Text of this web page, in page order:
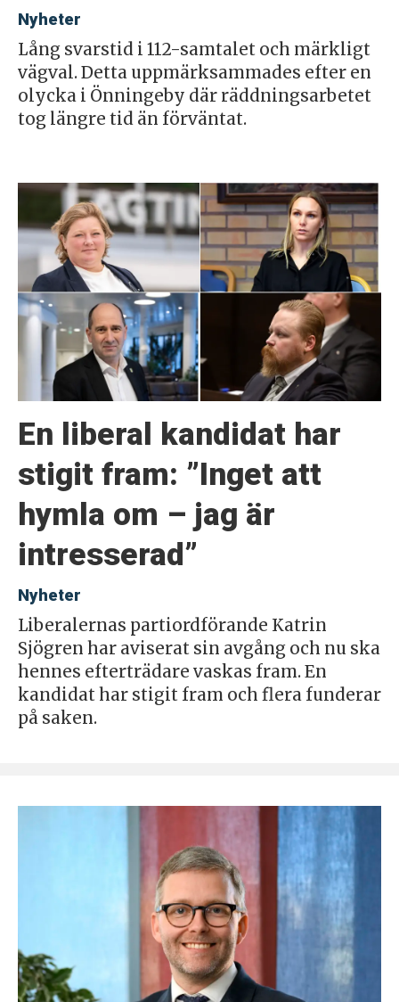
Nyheter
Lång svarstid i 112-samtalet och märkligt
vägval. Detta uppmärksammades efter en
olycka i Önningeby där räddningsarbetet
tog längre tid än förväntat.
En liberal kandidat har
stigit fram: ”Inget att
hymla om – jag är
intresserad”
Nyheter
Liberalernas partiordförande Katrin
Sjögren har aviserat sin avgång och nu ska
hennes efterträdare vaskas fram. En
kandidat har stigit fram och flera funderar
på saken.